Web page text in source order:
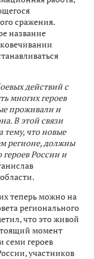
сражения.
название
действий с
многих героев
проживали и
В этой связи
что новые
регионе, должны
России и
теперь можно на
регионального
что это живой
момент
семи героев
участников